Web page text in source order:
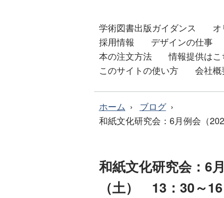
学術図書出版ガイダンス
採用情報
デザインの仕事
本の注文方法
情報提供は
このサイトの使い方
会社概
ホーム
ブログ
和紙文化研究会：6月例会（
和紙文化研究会：6
（土） 13：30～